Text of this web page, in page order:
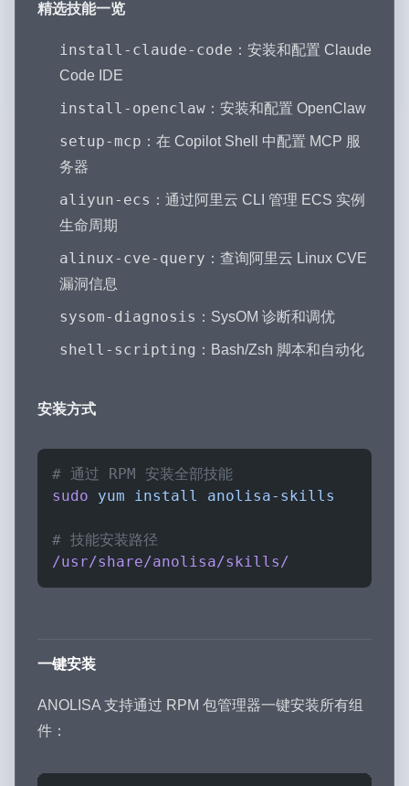
精选技能一览
install-claude-code ：安装和配置 Claude
Code IDE
install-openclaw ：安装和配置 OpenClaw
setup-mcp ：在 Copilot Shell 中配置 MCP 服
务器
aliyun-ecs ：通过阿里云 CLI 管理 ECS 实例
生命周期
alinux-cve-query ：查询阿里云 Linux CVE
漏洞信息
sysom-diagnosis ：SysOM 诊断和调优
shell-scripting ：Bash/Zsh 脚本和自动化
安装方式
# 通过 RPM 安装全部技能
sudo yum install anolisa-skills
# 技能安装路径
/usr/share/anolisa/skills/
一键安装
ANOLISA 支持通过 RPM 包管理器一键安装所有组
件：